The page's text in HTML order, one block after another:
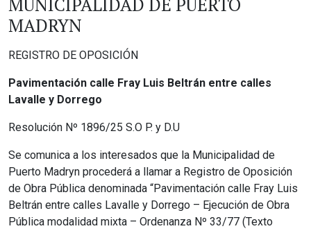
MADRYN
REGISTRO DE OPOSICIÓN
Pavimentación calle Fray Luis Beltrán entre calles
Lavalle y Dorrego
Resolución Nº 1896/25 S.O P. y D.U
Se comunica a los interesados que la Municipalidad de
Puerto Madryn procederá a llamar a Registro de Oposición
de Obra Pública denominada “Pavimentación calle Fray Luis
Beltrán entre calles Lavalle y Dorrego – Ejecución de Obra
Pública modalidad mixta – Ordenanza Nº 33/77 (Texto